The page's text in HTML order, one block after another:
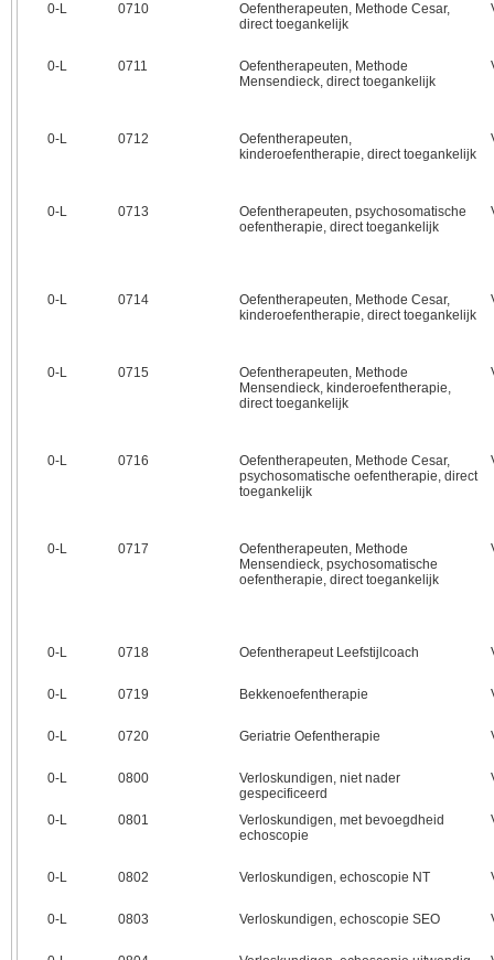
0‑L 0710
Oefentherapeuten, Methode Cesar,
direct toegankelijk
0‑L 0711
Oefentherapeuten, Methode
Mensendieck, direct toegankelijk
0‑L 0712
Oefentherapeuten,
kinderoefentherapie, direct toegankelijk
0‑L 0713
Oefentherapeuten, psychosomatische
oefentherapie, direct toegankelijk
0‑L 0714
Oefentherapeuten, Methode Cesar,
kinderoefentherapie, direct toegankelijk
0‑L 0715
Oefentherapeuten, Methode
Mensendieck, kinderoefentherapie,
direct toegankelijk
0‑L 0716
Oefentherapeuten, Methode Cesar,
psychosomatische oefentherapie, direct
toegankelijk
0‑L 0717
Oefentherapeuten, Methode
Mensendieck, psychosomatische
oefentherapie, direct toegankelijk
0‑L 0718 Oefentherapeut Leefstijlcoach
0‑L 0719 Bekkenoefentherapie
0‑L 0720 Geriatrie Oefentherapie
0‑L 0800
Verloskundigen, niet nader
gespecificeerd
0‑L 0801
Verloskundigen, met bevoegdheid
echoscopie
0‑L 0802 Verloskundigen, echoscopie NT
0‑L 0803 Verloskundigen, echoscopie SEO